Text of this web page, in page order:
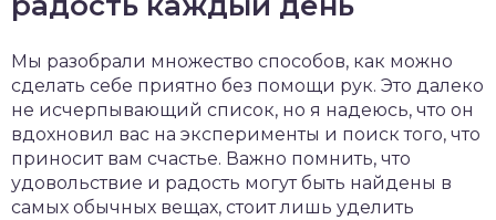
Мы разобрали множество способов, как можно
сделать себе приятно без помощи рук. Это далеко
не исчерпывающий список, но я надеюсь, что он
вдохновил вас на эксперименты и поиск того, что
приносит вам счастье. Важно помнить, что
удовольствие и радость могут быть найдены в
самых обычных вещах, стоит лишь уделить